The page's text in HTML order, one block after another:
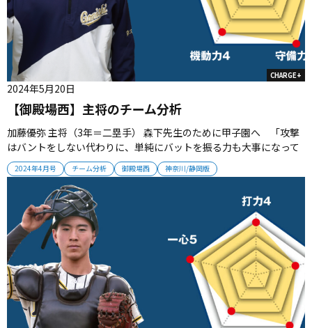
CHARGE+
2024年4月号 チーム分析 御殿場西 神奈川/静岡版
【御殿場西】主将のチーム分析
2024年5月20日
加藤優弥 主将（3年＝二塁手） 森下先生のために甲子園へ 「攻撃
はバントをしない代わりに、単純にバットを振る力も大事になって
きますし、盗塁やランエンドヒットなどの足を絡めていくこともカ
ギになると思っています。守備に関しては2年間、森下先生にノック
を打ってもらって、自信を持っています。森下先生のためにも夏は甲
子園に行きま...